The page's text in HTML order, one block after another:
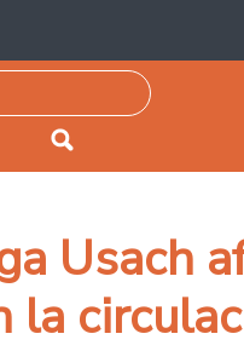
Pesquisar
Usach
la